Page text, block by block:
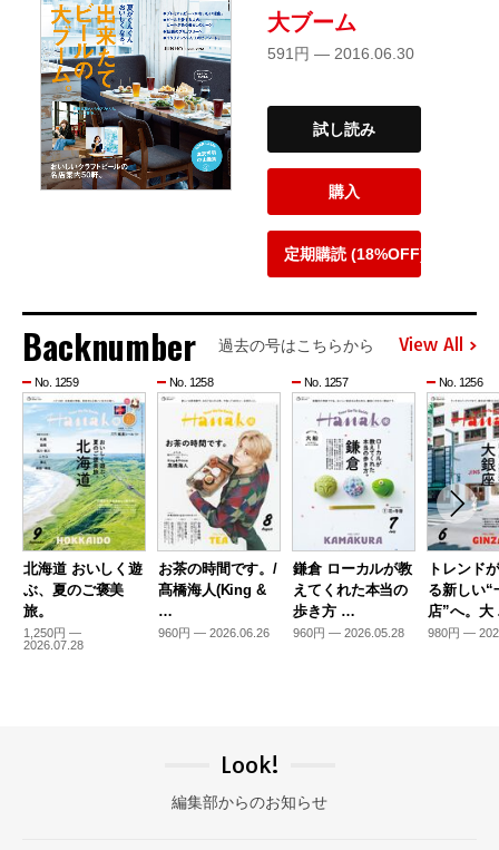
大ブーム
591円 — 2016.06.30
試し読み
購入
定期購読 (18%OFF)
Backnumber 過去の号はこちらから View All
No. 1259
北海道 おいしく遊
ぶ、夏のご褒美
旅。
1,250円 —
2026.07.28
No. 1258
お茶の時間です。/
髙橋海人(King &
…
960円 — 2026.06.26
No. 1257
鎌倉 ローカルが教
えてくれた本当の
歩き方 …
960円 — 2026.05.28
No. 1256
トレンド
る新しい“
店”へ。
980円 —
Look!
編集部からのお知らせ